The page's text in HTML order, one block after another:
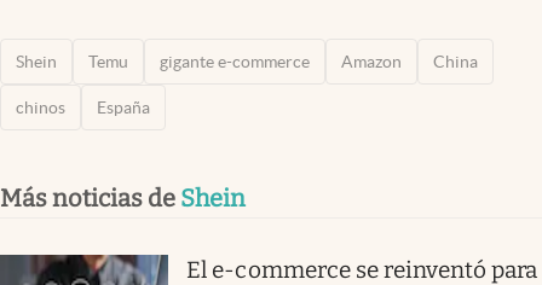
Shein Temu gigante e-commerce Amazon China
chinos España
Más noticias de Shein
El e-commerce se reinventó para